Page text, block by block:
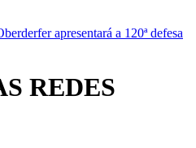
apresentará a 120ª defesa
REDES